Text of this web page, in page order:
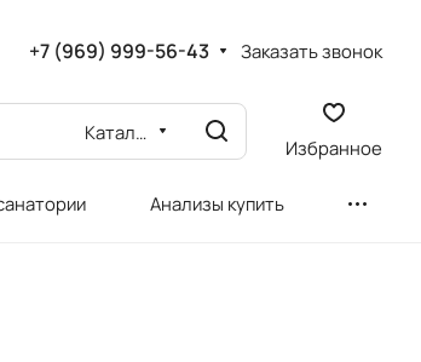
+7 (969) 999-56-43 Заказать звонок
Каталог
Избранное
Анализы купить